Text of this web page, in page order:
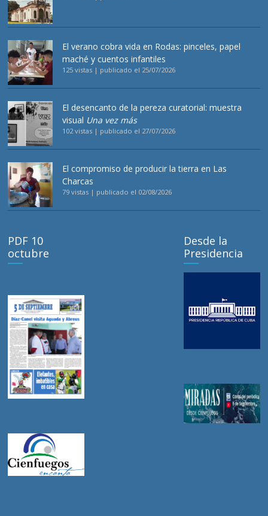
El verano cobra vida en Rodas: pinceles, papel
maché y cuentos infantiles
125 vistas | publicado el 25/07/2026
El desencanto de la pereza curatorial: muestra
visual Una vez más
102 vistas | publicado el 27/07/2026
El compromiso de producir la tierra en Las
Charcas
79 vistas | publicado el 02/08/2026
PDF 10
octubre
Desde la
Presidencia